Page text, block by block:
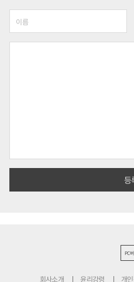
PC
회사소개 윤리강령 개